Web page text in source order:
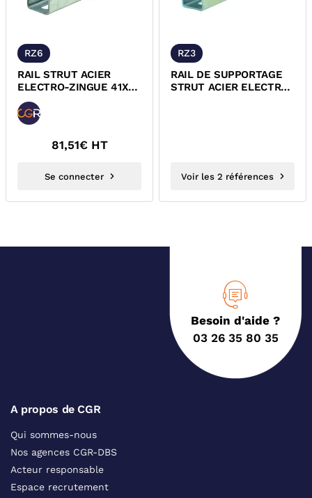
RZ6
RAIL STRUT ACIER
ELECTRO-ZINGUE 41X62
EP 2,5 RZ6
81,51€ HT
Se connecter
RZ3
RAIL DE SUPPORTAGE
STRUT ACIER ELECTRO-
Voir les 2 références
Besoin d'aide ?
03 26 35 80 35
A propos de CGR
Qui sommes-nous
Nos agences CGR-DBS
Acteur responsable
Espace recrutement